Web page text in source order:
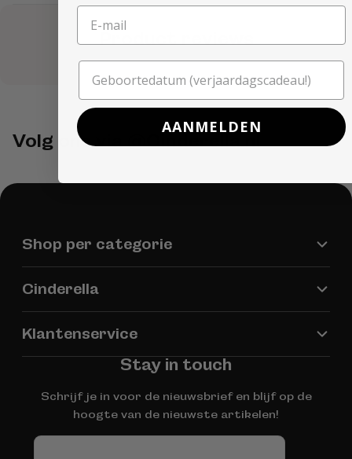
Volg ons via @Cinderella.nl
Shop per categorie
Cinderella
Klantenservice
Stay in touch
Schrijf je in voor de nieuwsbrief en blijf op de
hoogte van de nieuwste artikelen!
AANMELDEN